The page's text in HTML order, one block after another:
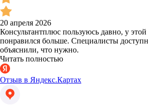
20 апреля 2026
Консультантплюс пользуюсь давно, у
понравился больше. Специалисты
объяснили, что нужно.
Читать полностью
Отзыв в Яндекс.Картах